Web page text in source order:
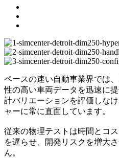
ペースの速い自動車業界では
性の高い車両データを迅速に
計バリエーションを評価しな
ャーに常に直面しています。
従来の物理テストは時間とコ
を遅らせ、開発リスクを増大
ん。